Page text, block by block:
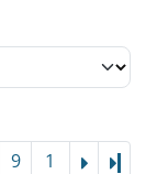
9
1